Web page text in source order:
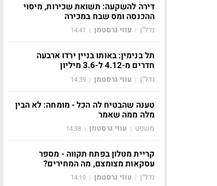
דירה להשקעה: תשואת שכירות, מיסוי
ההכנסה ומס שבח במכירה
נדל"ן | עוזי גרסטמן |
14:41
תל בנימין: באותו בניין ירדו ארבעה
חדרים מ-4.12 ל-3.6 מיליון
נדל"ן | עוזי גרסטמן |
14:39
טענה שהבטיח לה הכל - מומחה: לא הבין
מלה ממה שאמר
משפט | עוזי גרסטמן |
14:38
קריית מטלון בפתח תקווה - מספר
עסקאות מצומצם, מה המחירים?
נדל"ן | עוזי גרסטמן |
14:19